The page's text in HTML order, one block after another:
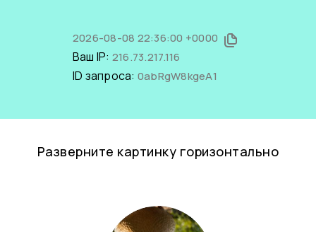
2026-08-08 22:36:00 +0000
Ваш IP: 216.73.217.116
ID запроса: 0abRgW8kgeA1
Разверните картинку горизонтально